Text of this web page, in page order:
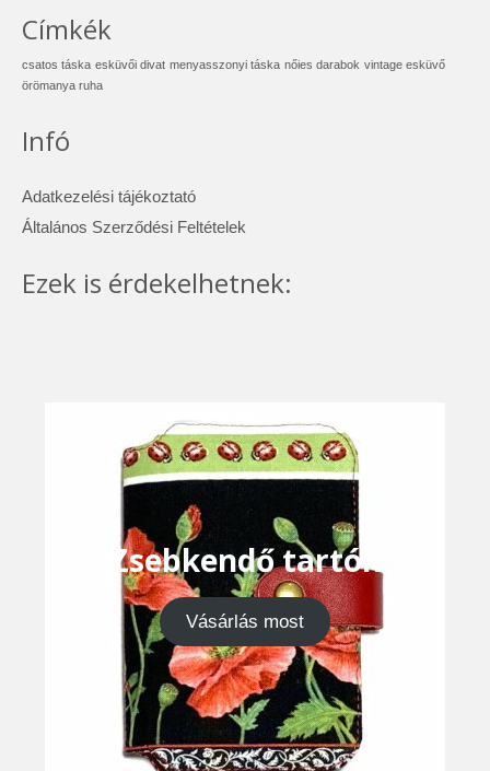
Címkék
csatos táska esküvői divat menyasszonyi táska nőies darabok vintage esküvő
örömanya ruha
Infó
Adatkezelési tájékoztató
Általános Szerződési Feltételek
Ezek is érdekelhetnek:
Zsebkendő tartók
Vásárlás most